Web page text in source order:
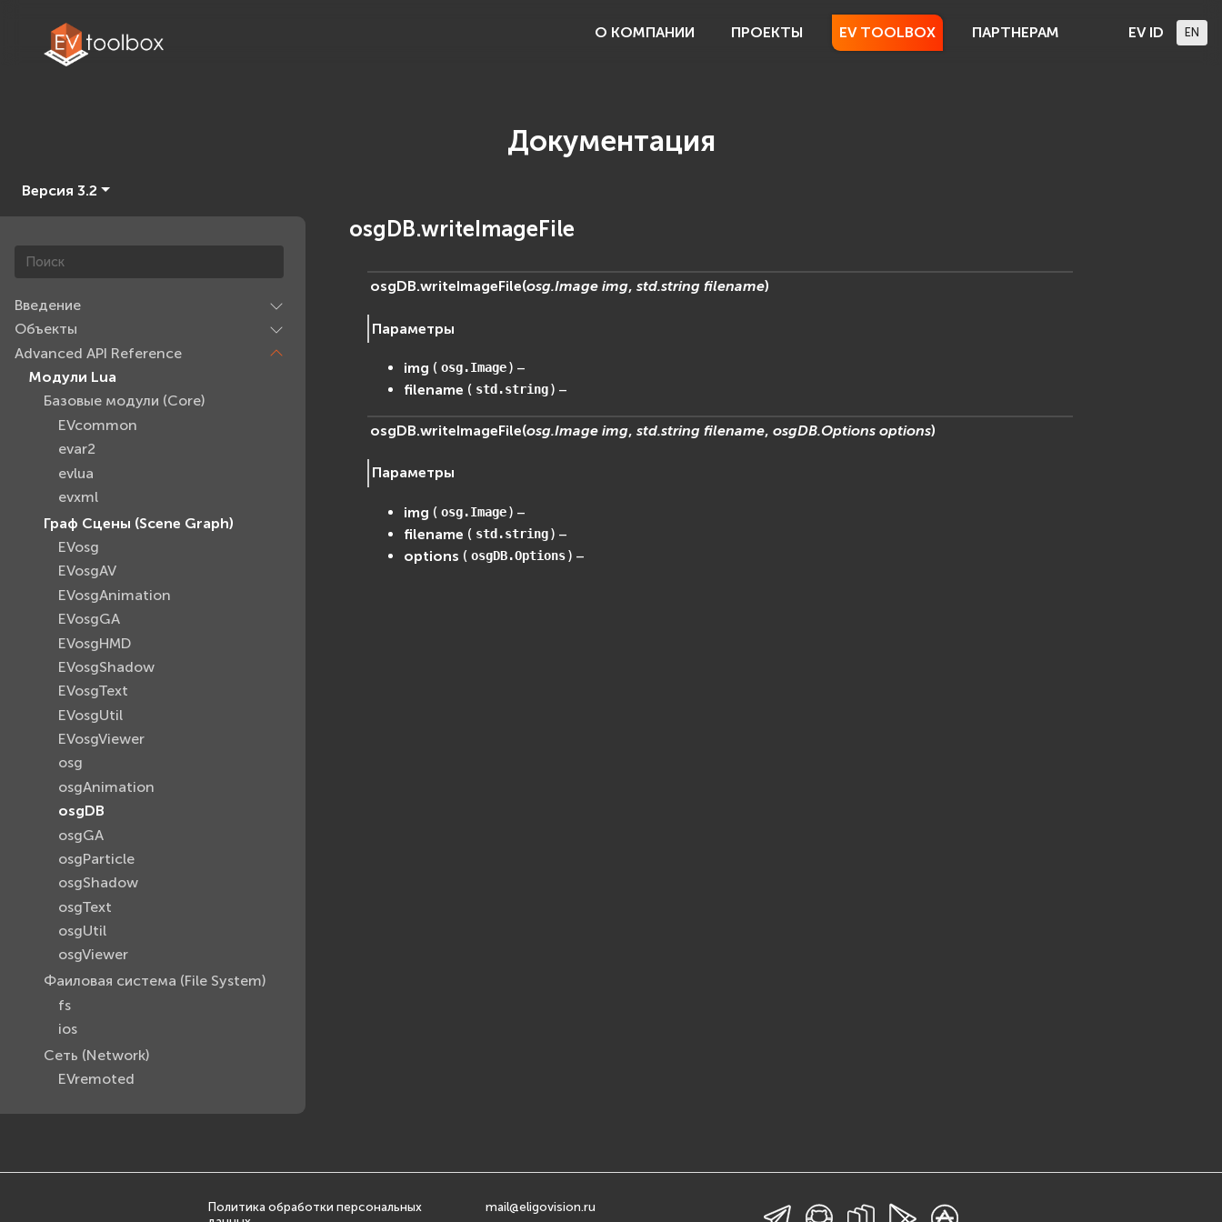
О КОМПАНИИ ПРОЕКТЫ EV TOOLBOX ПАРТНЕРАМ EV ID EN
Документация
Версия 3.2
Введение
Объекты
Advanced API Reference
Модули Lua
Базовые модули (Core)
EVcommon
evar2
evlua
evxml
Граф Сцены (Scene Graph)
EVosg
EVosgAV
EVosgAnimation
EVosgGA
EVosgHMD
EVosgShadow
EVosgText
EVosgUtil
EVosgViewer
osg
osgAnimation
osgDB
osgGA
osgParticle
osgShadow
osgText
osgUtil
osgViewer
Фаиловая система (File System)
fs
ios
Сеть (Network)
EVremoted
osgDB.writeImageFile
osgDB.writeImageFile(osg.Image img,std.string filename)
Параметры
img ( osg.Image ) –
filename ( std.string ) –
osgDB.writeImageFile(osg.Image img,std.string filename,osgDB.Options options)
Параметры
img ( osg.Image ) –
filename ( std.string ) –
options ( osgDB.Options ) –
Политика обработки персональных
mail@eligovision.ru